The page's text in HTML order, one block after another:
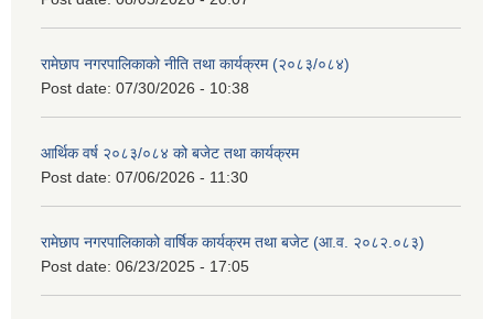
रामेछाप नगरपालिकाको नीति तथा कार्यक्रम (२०८३/०८४)
Post date: 07/30/2026 - 10:38
आर्थिक वर्ष २०८३/०८४ को बजेट तथा कार्यक्रम
Post date: 07/06/2026 - 11:30
रामेछाप नगरपालिकाको वार्षिक कार्यक्रम तथा बजेट (आ.व. २०८२.०८३)
Post date: 06/23/2025 - 17:05